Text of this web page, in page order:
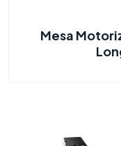
Mesa